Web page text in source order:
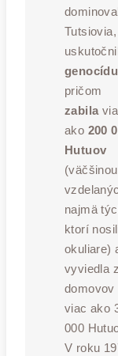
Tutsiovia,
genocídu
pričom
zabila
ako 200
Hutuov
(väčšinou
najmä
ktorí
okuliare)
vyviedla z
domovov
viac ako
000
V roku